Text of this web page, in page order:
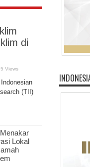
di
Views
(TII)
Lokal